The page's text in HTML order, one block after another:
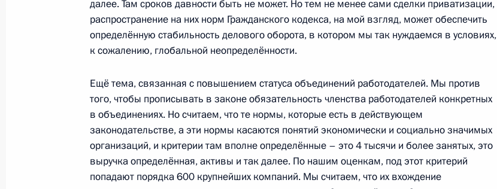
26 мая 2026 года, 17:00
26 мая 2026 года, 12:20
25 мая, понедельник
Телефонный разговор с Королём Бахрейна Хамадом Бен Исой
далее. Там сроков давности быть не может. Но тем не менее сами сделки приватизации,
распространение на них норм Гражданского кодекса, на мой взгляд, может обеспечить
определённую стабильность делового оборота, в котором мы так нуждаемся в условиях,
к сожалению, глобальной неопределённости.
Ещё тема, связанная с повышением статуса объединений работодателей. Мы против
того, чтобы прописывать в законе обязательность членства работодателей конкретных
в объединениях. Но считаем, что те нормы, которые есть в действующем
законодательстве, а эти нормы касаются понятий экономически и социально значимых
организаций, и критерии там вполне определённые – это 4 тысячи и более занятых, это
выручка определённая, активы и так далее. По нашим оценкам, под этот критерий
попадают порядка 600 крупнейших компаний. Мы считаем, что их вхождение